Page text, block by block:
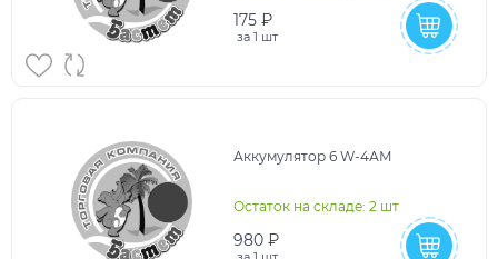
175 ₽
за 1 шт
Аккумулятор 6 W-4АМ
Остаток на складе: 2 шт
980 ₽